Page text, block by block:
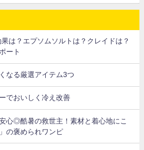
は？エプソムソルトは？クレイドは？
ート
なる厳選アイテム3つ
でおいしく冷え改善
心◎酷暑の救世主！素材と着心地にこ
の褒められワンピ